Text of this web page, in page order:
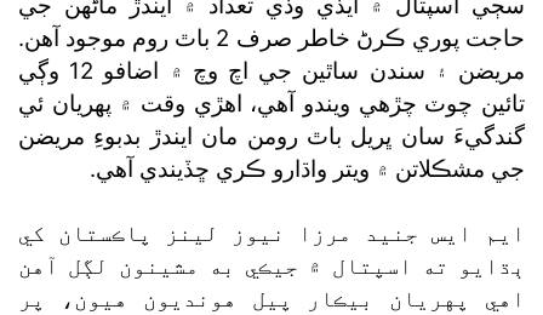
سڄي اسپتال ۾ ايڏي وڏي تعداد ۾ ايندڙ ماڻهن جي
حاجت پوري ڪرڻ خاطر صرف 2 باٿ روم موجود آهن.
مريضن ۽ سندن ساٿين جي اچ وچ ۾ اضافو 12 وڳي
تائين چوٽ چڙهي ويندو آهي، اهڙي وقت ۾ پهريان ئي
گندگيءَ سان ڀريل باٿ رومن مان ايندڙ بدبوءِ مريضن
جي مشڪلاتن ۾ ويتر واڌارو ڪري ڇڏيندي آهي.
ايم ايس جنيد مرزا نيوز لينز پاڪستان کي
ٻڌايو ته اسپتال ۾ جيڪي به مشينون لڳل آهن
اهي پهريان بيڪار پيل هونديون هيون، پر